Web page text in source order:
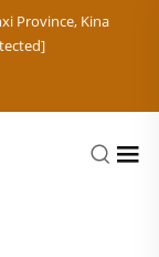
Province, Kina